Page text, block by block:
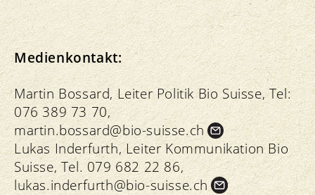
Medienkontakt:
Martin Bossard, Leiter Politik Bio Suisse, Tel:
076 389 73 70,
martin.bossard@bio-suisse.ch
Lukas Inderfurth, Leiter Kommunikation Bio
Suisse, Tel. 079 682 22 86,
lukas.inderfurth@bio-suisse.ch